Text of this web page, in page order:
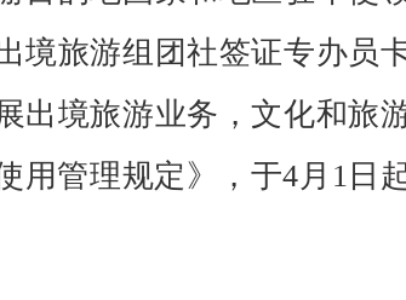
境旅游组团社签证专办员
出境旅游业务，文化和旅
用管理规定》，于4月1日